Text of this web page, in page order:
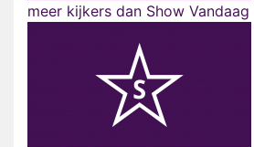
meer kijkers dan Show Vandaag